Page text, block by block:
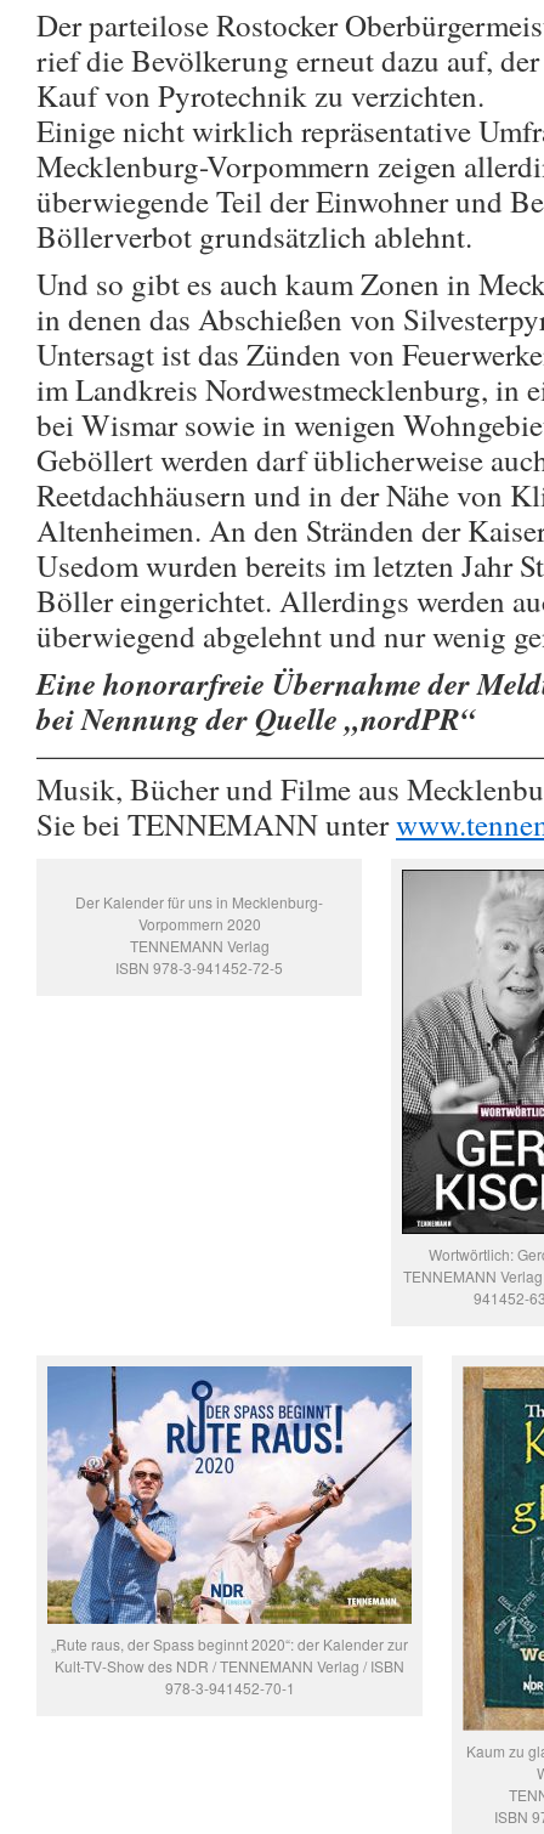
Der parteilose Rostocker
rief die Bevölkerung erneut dazu auf,
Kauf von Pyrotechnik zu verzichten.
Einige nicht wirklich repräsentative
Mecklenburg-Vorpommern zeigen
überwiegende Teil der Einwohner und
Böllerverbot grundsätzlich ablehnt.
Und so gibt es auch kaum Zonen in
in denen das Abschießen von
Untersagt ist das Zünden von
im Landkreis Nordwestmecklenburg, in
bei Wismar sowie in wenigen
Geböllert werden darf üblicherweise
Reetdachhäusern und in der Nähe von
Altenheimen. An den Stränden der
Usedom wurden bereits im letzten Jahr
Böller eingerichtet. Allerdings werden
überwiegend abgelehnt und nur wenig
Eine honorarfreie Übernahme der
bei Nennung der Quelle „nordPR“
Musik, Bücher und Filme aus
Sie bei TENNEMANN unter
Der Kalender für uns in Mecklenburg-
Vorpommern 2020
TENNEMANN Verlag
ISBN 978-3-941452-72-5
Wortwörtlich:
TENNEMANN
941452-
„Rute raus, der Spass beginnt 2020“: der Kalender zur
Kult-TV-Show des NDR / TENNEMANN Verlag / ISBN
978-3-941452-70-1
Kaum zu
ISBN